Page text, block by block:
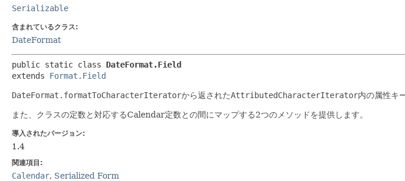
Serializable
含まれているクラス:
DateFormat
public static class DateFormat.Field
extends Format.Field
DateFormat.formatToCharacterIteratorから返されたAttributedCharacterIterator内の属性キ
また、クラスの定数と対応するCalendar定数との間にマップする2つのメソッドを提供します。
導入されたバージョン:
1.4
関連項目:
Calendar, Serialized Form